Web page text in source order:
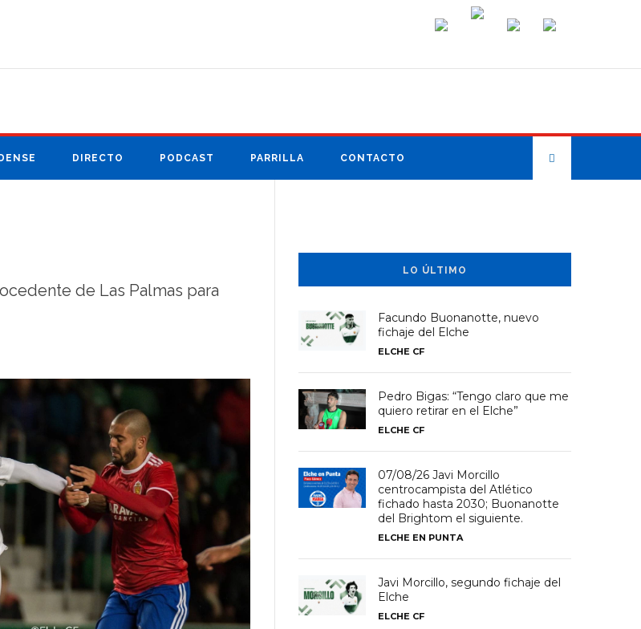
DIRECTO PODCAST PARRILLA CONTACTO
de Las Palmas para
LO ÚLTIMO
Facundo Buonanotte, nuevo
fichaje del Elche
ELCHE CF
Pedro Bigas: “Tengo claro que me
quiero retirar en el Elche”
ELCHE CF
07/08/26 Javi Morcillo
centrocampista del Atlético
fichado hasta 2030; Buonanotte
del Brightom el siguiente.
ELCHE EN PUNTA
Javi Morcillo, segundo fichaje del
Elche
ELCHE CF